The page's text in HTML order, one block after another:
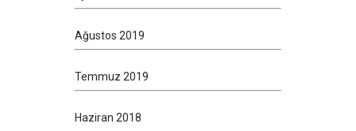
Ağustos 2019
Temmuz 2019
Haziran 2018